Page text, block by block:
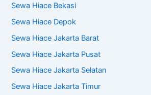
Sewa Hiace Bekasi
Sewa Hiace Depok
Sewa Hiace Jakarta Barat
Sewa Hiace Jakarta Pusat
Sewa Hiace Jakarta Selatan
Sewa Hiace Jakarta Timur